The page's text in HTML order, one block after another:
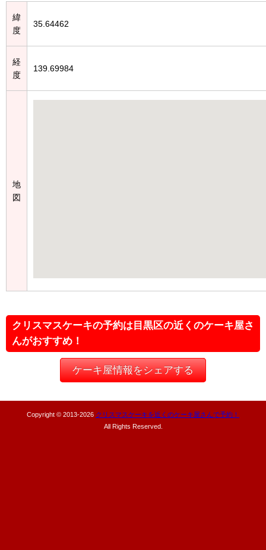
緯
度
35.64462
経
度
139.69984
地
図
クリスマスケーキの予約は目黒区の近くのケーキ屋さ
んがおすすめ！
ケーキ屋情報をシェアする
Copyright © 2013-2026 クリスマスケーキを近くのケーキ屋さんで予約！
All Rights Reserved.